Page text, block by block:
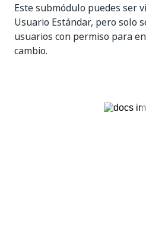
Este submódulo puedes ser
Usuario Estándar, pero solo
usuarios con permiso para
cambio.